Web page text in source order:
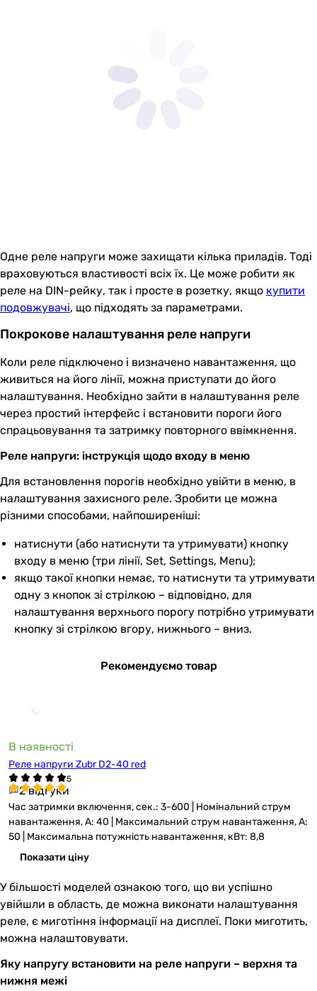
Одне реле напруги може захищати кілька приладів. Тоді
враховуються властивості всіх їх. Це може робити як
реле на DIN-рейку, так і просте в розетку, якщо купити
подовжувачі, що підходять за параметрами.
Покрокове налаштування реле напруги
Коли реле підключено і визначено навантаження, що
живиться на його лінії, можна приступати до його
налаштування. Необхідно зайти в налаштування реле
через простий інтерфейс і встановити пороги його
спрацьовування та затримку повторного ввімкнення.
Реле напруги: інструкція щодо входу в меню
Для встановлення порогів необхідно увійти в меню, в
налаштування захисного реле. Зробити це можна
різними способами, найпоширеніші:
натиснути (або натиснути та утримувати) кнопку
входу в меню (три лінії, Set, Settings, Menu);
якщо такої кнопки немає, то натиснути та утримувати
одну з кнопок зі стрілкою – відповідно, для
налаштування верхнього порогу потрібно утримувати
кнопку зі стрілкою вгору, нижнього – вниз.
Рекомендуємо товар
В наявності
Реле напруги Zubr D2-40 red
2 відгуки
Час затримки включення, сек.: 3-600 | Номінальний струм
навантаження, А: 40 | Максимальний струм навантаження, А:
50 | Максимальна потужність навантаження, кВт: 8,8
Показати ціну
У більшості моделей ознакою того, що ви успішно
увійшли в область, де можна виконати налаштування
реле, є миготіння інформації на дисплеї. Поки миготить,
можна налаштовувати.
Яку напругу встановити на реле напруги – верхня та
нижня межі